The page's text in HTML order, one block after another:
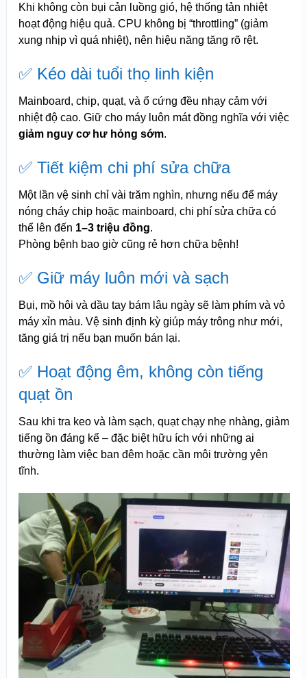
Khi không còn bụi cản luồng gió, hệ thống tản nhiệt
hoạt động hiệu quả. CPU không bị “throttling” (giảm
xung nhịp vì quá nhiệt), nên hiệu năng tăng rõ rệt.
✅ Kéo dài tuổi thọ linh kiện
Mainboard, chip, quạt, và ổ cứng đều nhạy cảm với
nhiệt độ cao. Giữ cho máy luôn mát đồng nghĩa với việc
giảm nguy cơ hư hỏng sớm.
✅ Tiết kiệm chi phí sửa chữa
Một lần vệ sinh chỉ vài trăm nghìn, nhưng nếu để máy
nóng cháy chip hoặc mainboard, chi phí sửa chữa có
thể lên đến 1–3 triệu đồng.
Phòng bệnh bao giờ cũng rẻ hơn chữa bệnh!
✅ Giữ máy luôn mới và sạch
Bụi, mồ hôi và dầu tay bám lâu ngày sẽ làm phím và vỏ
máy xỉn màu. Vệ sinh định kỳ giúp máy trông như mới,
tăng giá trị nếu bạn muốn bán lại.
✅ Hoạt động êm, không còn tiếng
quạt ồn
Sau khi tra keo và làm sạch, quạt chạy nhẹ nhàng, giảm
tiếng ồn đáng kể – đặc biệt hữu ích với những ai
thường làm việc ban đêm hoặc cần môi trường yên
tĩnh.